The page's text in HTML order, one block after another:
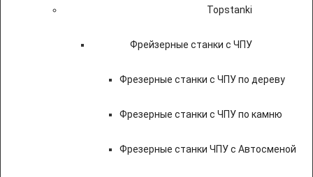
Topstanki
Фрейзерные станки с ЧПУ
Фрезерные станки с ЧПУ по дереву
Фрезерные станки с ЧПУ по камню
Фрезерные станки ЧПУ с Автосменой